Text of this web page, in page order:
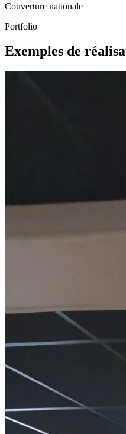
Couverture nationale
Portfolio
Exemples de